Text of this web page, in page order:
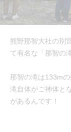
熊野那智大社の別
て有名な「那智の
那智の滝は133m
滝自体がご神体と
があるんです！